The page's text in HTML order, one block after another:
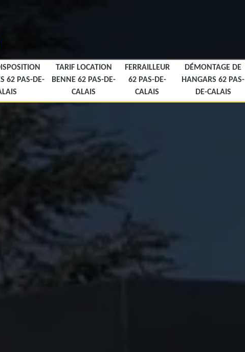
62 PAS-DE-
TARIF LOCATION
BENNE 62 PAS-DE-
CALAIS
FERRAILLEUR
62 PAS-DE-
CALAIS
DÉMONTAGE DE
HANGARS 62 PAS-
DE-CALAIS